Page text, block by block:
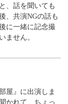
、話を聞いても
、共演NGの話も
に一緒に記念撮
ません。
屋』に出演しま
かれて、ちょっ